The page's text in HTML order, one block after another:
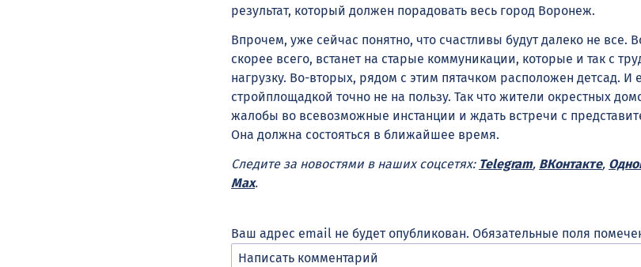
результат, который должен порадовать весь город Воронеж.
Впрочем, уже сейчас понятно, что счастливы будут далеко не все.
скорее всего, встанет на старые коммуникации, которые и так с
нагрузку. Во-вторых, рядом с этим пятачком расположен детсад. И
стройплощадкой точно не на пользу. Так что жители окрестных
жалобы во всевозможные инстанции и ждать встречи с
Она должна состояться в ближайшее время.
Следите за новостями в наших соцсетях: Telegram, ВКонтакте,
Max.
Ваш адрес email не будет опубликован. Обязательные поля